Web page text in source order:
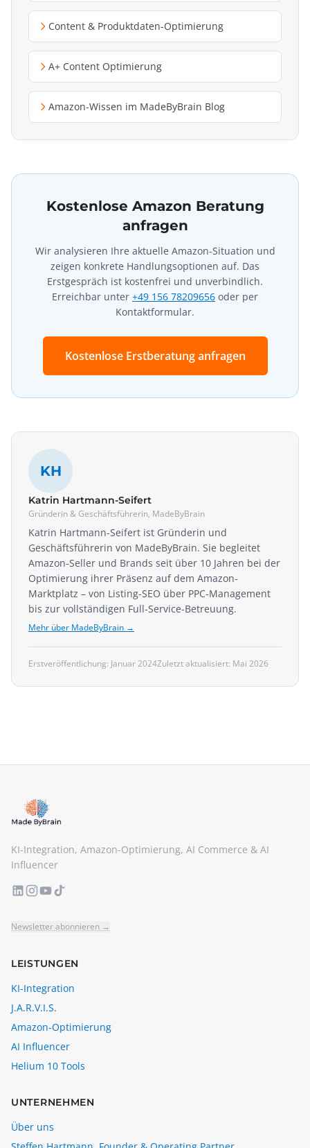
Content & Produktdaten-Optimierung
A+ Content Optimierung
Amazon-Wissen im MadeByBrain Blog
Kostenlose Amazon Beratung
anfragen
Wir analysieren Ihre aktuelle Amazon-Situation und
zeigen konkrete Handlungsoptionen auf. Das
Erstgespräch ist kostenfrei und unverbindlich.
Erreichbar unter +49 156 78209656 oder per
Kontaktformular.
Kostenlose Erstberatung anfragen
KH
Katrin Hartmann-Seifert
Gründerin & Geschäftsführerin, MadeByBrain
Katrin Hartmann-Seifert ist Gründerin und
Geschäftsführerin von MadeByBrain. Sie begleitet
Amazon-Seller und Brands seit über 10 Jahren bei der
Optimierung ihrer Präsenz auf dem Amazon-
Marktplatz – von Listing-SEO über PPC-Management
bis zur vollständigen Full-Service-Betreuung.
Mehr über MadeByBrain →
Erstveröffentlichung: Januar 2024Zuletzt aktualisiert: Mai 2026
KI-Integration, Amazon-Optimierung, AI Commerce & AI
Influencer
Newsletter abonnieren →
LEISTUNGEN
KI-Integration
J.A.R.V.I.S.
Amazon-Optimierung
AI Influencer
Helium 10 Tools
UNTERNEHMEN
Über uns